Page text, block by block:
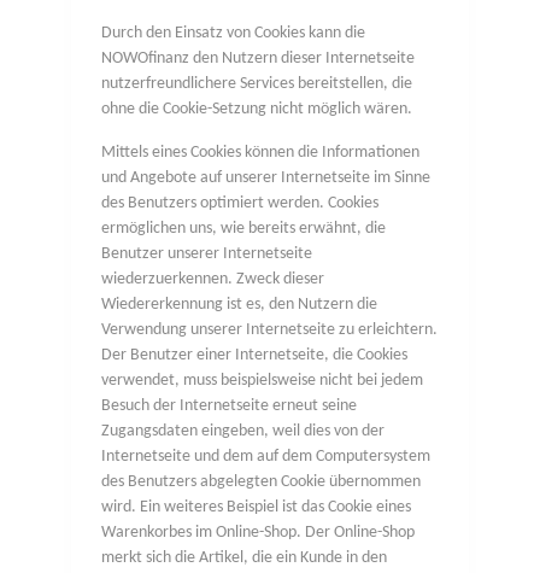
Durch den Einsatz von Cookies kann die
NOWOfinanz den Nutzern dieser Internetseite
nutzerfreundlichere Services bereitstellen, die
ohne die Cookie-Setzung nicht möglich wären.
Mittels eines Cookies können die Informationen
und Angebote auf unserer Internetseite im Sinne
des Benutzers optimiert werden. Cookies
ermöglichen uns, wie bereits erwähnt, die
Benutzer unserer Internetseite
wiederzuerkennen. Zweck dieser
Wiedererkennung ist es, den Nutzern die
Verwendung unserer Internetseite zu erleichtern.
Der Benutzer einer Internetseite, die Cookies
verwendet, muss beispielsweise nicht bei jedem
Besuch der Internetseite erneut seine
Zugangsdaten eingeben, weil dies von der
Internetseite und dem auf dem Computersystem
des Benutzers abgelegten Cookie übernommen
wird. Ein weiteres Beispiel ist das Cookie eines
Warenkorbes im Online-Shop. Der Online-Shop
merkt sich die Artikel, die ein Kunde in den